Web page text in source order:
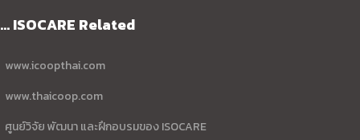
... ISOCARE Related
www.icoopthai.com
www.thaicoop.com
ศูนย์วิจัย พัฒนา และฝึกอบรมของ ISOCARE